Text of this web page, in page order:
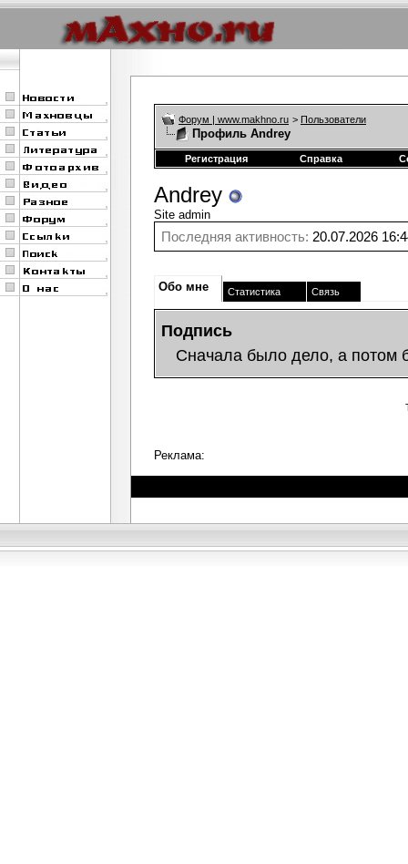
Форум | www.makhno.ru > Пользователи
Профиль Andrey
Регистрация Справка
Andrey
Site admin
Последняя активность: 20.07.2026
Обо мне Статистика Связь
Подпись
Сначала было дело, а потом
Реклама: